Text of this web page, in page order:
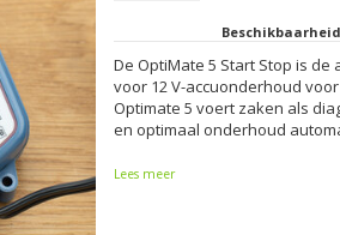
De OptiMate 5 Start Stop is
voor 12 V-accuonderhoud
Optimate 5 voert zaken als
en optimaal onderhoud
Lees meer